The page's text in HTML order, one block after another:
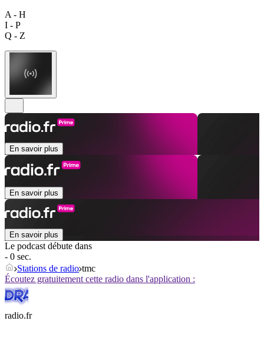
A - H
I - P
Q - Z
En savoir plus
En savoir plus
En savoir plus
Le podcast débute dans
- 0 sec.
Stations de radio tmc
Écoutez gratuitement cette radio dans l'application :
radio.fr